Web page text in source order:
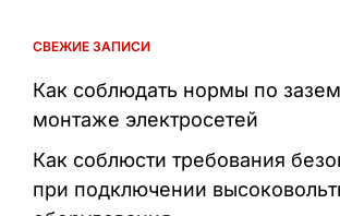
СВЕЖИЕ ЗАПИСИ
Как соблюдать нормы по
монтаже электросетей
Как соблюсти требования
при подключении